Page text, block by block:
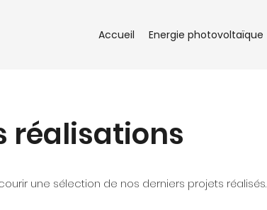
Accueil Energie photovoltaïque
réalisations
une sélection de nos derniers projets réalisés.